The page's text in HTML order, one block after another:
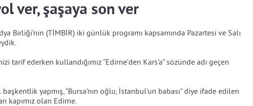
ver, şaşaya son ver
Birliği’nin (TİMBİR) iki günlük programı kapsamında Pazartesi ve Salı
tarif ederken kullandığımız “Edirne’den Kars’a” sözünde adı geçen
başkentlik yapmış, “Bursa’nın oğlu, İstanbul’un babası” diye ifade edilen
kapımız olan Edirne.